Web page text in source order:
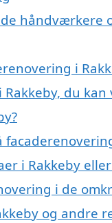
håndværkere
i
du
i Rakkeby
i de
og andre